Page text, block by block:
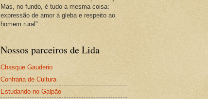
Mas, no fundo, é tudo a mesma coisa:
expressão de amor à gleba e respeito ao
homem rural".
Nossos parceiros de Lida
Chasque Gauderio
Confraria de Cultura
Estudando no Galpão